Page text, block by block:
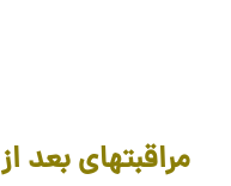
مراقبتهای بعد